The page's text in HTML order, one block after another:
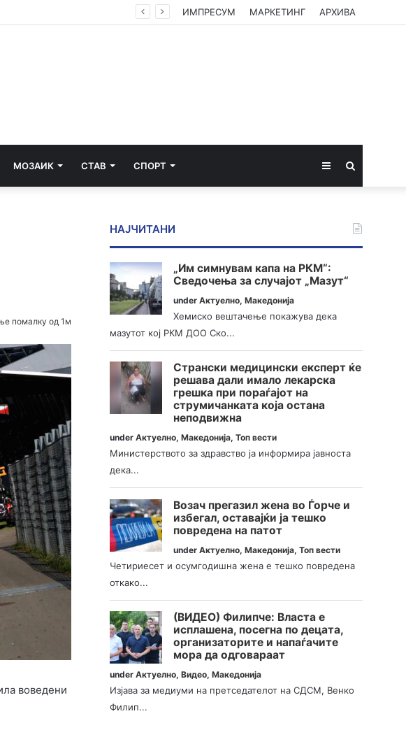
ИМПРЕСУМ МАРКЕТИНГ АРХИВА
МОЗАИК СТАВ СПОРТ Sidebar
помалку од 1м
воведени
НАЈЧИТАНИ
„Им симнувам капа на РКМ“:
Сведочења за случајот „Мазут“
underАктуелно,Македонија
Хемиско вештачење покажува дека
мазутот кој РКМ ДОО Ско...
Странски медицински експерт ќе
решава дали имало лекарска
грешка при пораѓајот на
струмичанката која остана
неподвижна
underАктуелно,Македонија,Топ вести
Министерството за здравство ја информира јавноста
дека...
Возач прегазил жена во Ѓорче и
избегал, оставајќи ја тешко
повредена на патот
underАктуелно,Македонија,Топ вести
Четириесет и осумгодишна жена е тешко повредена
откако...
(ВИДЕО) Филипче: Власта е
исплашена, посегна по децата,
организаторите и напаѓачите
мора да одговараат
underАктуелно,Видео,Македонија
Изјава за медиуми на претседателот на СДСМ, Венко
Филип...